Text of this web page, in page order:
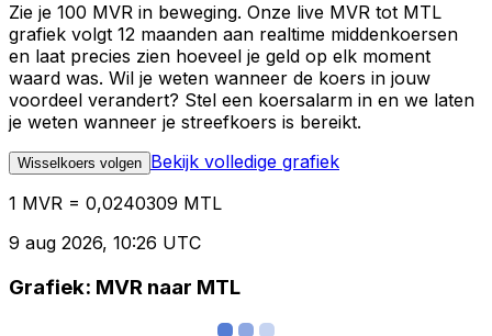
Zie je 100 MVR in beweging. Onze live MVR tot MTL
grafiek volgt 12 maanden aan realtime middenkoersen
en laat precies zien hoeveel je geld op elk moment
waard was. Wil je weten wanneer de koers in jouw
voordeel verandert? Stel een koersalarm in en we laten
je weten wanneer je streefkoers is bereikt.
Wisselkoers volgen Bekijk volledige grafiek
1 MVR = 0,0240309 MTL
9 aug 2026, 10:26 UTC
Grafiek: MVR naar MTL